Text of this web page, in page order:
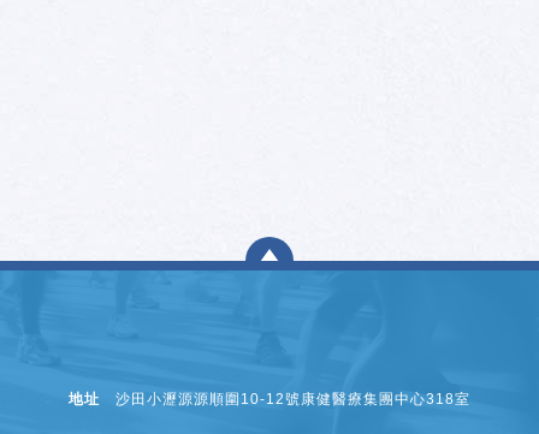
地址 沙田小瀝源源順圍10-12號康健醫療集團中心318室